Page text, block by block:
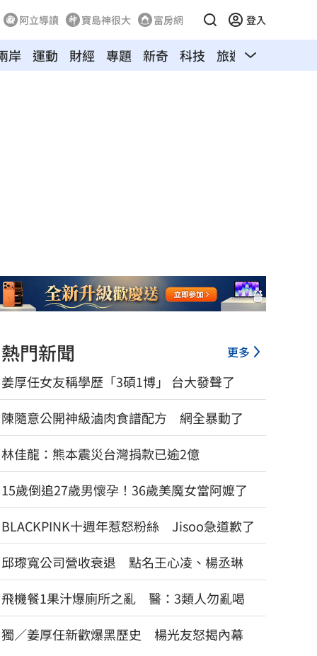
阿立導讀 寶島神很大 富房網 登入
岸 運動 財經 專題 新奇 科技 旅遊 汽車
點慈濟內部信疑點！學者
熱門新聞 更多
姜厚任女友稱學歷「3碩1博」 台大發聲了
陳隨意公開神級滷肉食譜配方 網全暴動了
林佳龍：熊本震災台灣捐款已逾2億
15歲倒追27歲男懷孕！36歲美魔女當阿嬤了
BLACKPINK十週年惹怒粉絲 Jisoo急道歉了
邱瓈寬公司營收衰退 點名王心凌、楊丞琳
飛機餐1果汁爆廁所之亂 醫：3類人勿亂喝
獨／姜厚任新歡爆黑歷史 楊光友怒揭內幕